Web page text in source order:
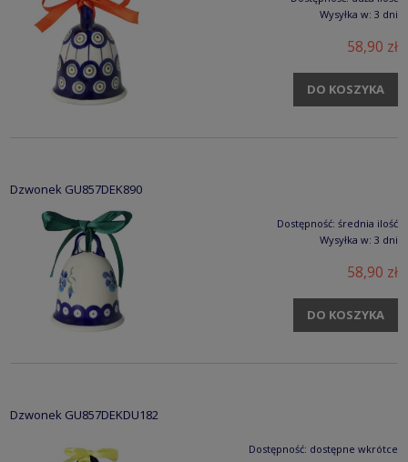
Wysyłka w: 3 dni
58,90 zł
DO KOSZYKA
Dzwonek GU857DEK890
Dostępność: średnia ilość
Wysyłka w: 3 dni
58,90 zł
DO KOSZYKA
Dzwonek GU857DEKDU182
Dostępność: dostępne wkrótce